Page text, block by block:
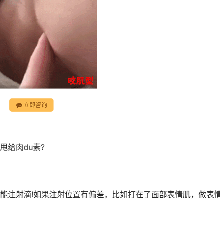
立即咨询
给肉du素?
注射滴!如果注射位置有偏差，比如打在了面部表情肌，做表